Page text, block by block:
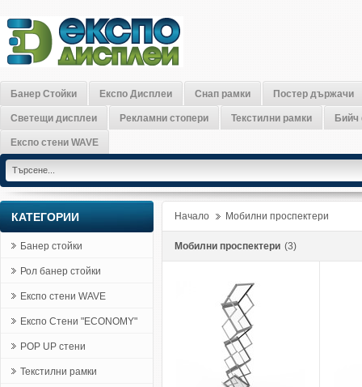
Банер Стойки Експо Дисплеи Снап рамки Постер държачи
Светещи дисплеи Рекламни стопери Текстилни рамки Бийч
Експо стени WAVE
КАТЕГОРИИ
Банер стойки
Рол банер стойки
Експо стени WAVE
Експо Стени "ECONOMY"
POP UP стени
Текстилни рамки
Начало »
Мобилни проспектери
Мобилни проспектери (3)